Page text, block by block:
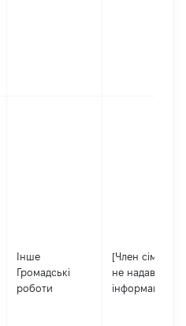
Інше
Громадські
роботи
[Член сім'ї
не надав
інформацію]